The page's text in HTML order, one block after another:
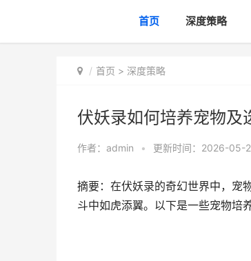
首页 深度策略
首页 > 深度策略
伏妖录如何培养宠物及
作者： admin • 更新时间：2026-05-
摘要：在伏妖录的奇幻世界中，宠
斗中如虎添翼。以下是一些宠物培